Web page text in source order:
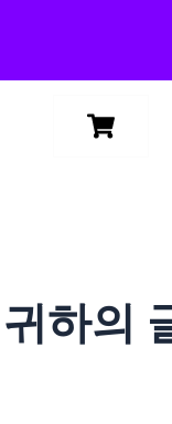
하의